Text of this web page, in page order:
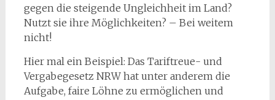
gegen die steigende Ungleichheit im Land?
Nutzt sie ihre Möglichkeiten? – Bei weitem
nicht!
Hier mal ein Beispiel: Das Tariftreue- und
Vergabegesetz NRW hat unter anderem die
Aufgabe, faire Löhne zu ermöglichen und